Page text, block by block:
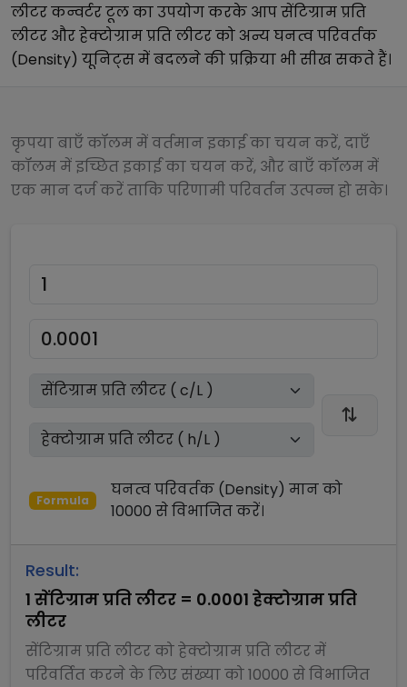
लीटरकन्वर्टर टूल का उपयोग करके आपसेंटिग्राम प्रति
लीटर औरहेक्टोग्राम प्रति लीटरको अन्यघनत्व परिवर्तक
(Density) यूनिट्स में बदलने की प्रक्रिया भी सीख सकते हैं।
कृपया बाएँ कॉलम में वर्तमान इकाई का चयन करें, दाएँ
कॉलम में इच्छित इकाई का चयन करें, और बाएँ कॉलम में
एक मान दर्ज करें ताकि परिणामी परिवर्तन उत्पन्न हो सके।
Formula
घनत्व परिवर्तक (Density) मान को
10000 सेविभाजितकरें।
Result:
1 सेंटिग्राम प्रति लीटर = 0.0001 हेक्टोग्राम प्रति
लीटर
सेंटिग्राम प्रति लीटरकोहेक्टोग्राम प्रति लीटरमें
परिवर्तित करने के लिए संख्या को10000 सेविभाजित